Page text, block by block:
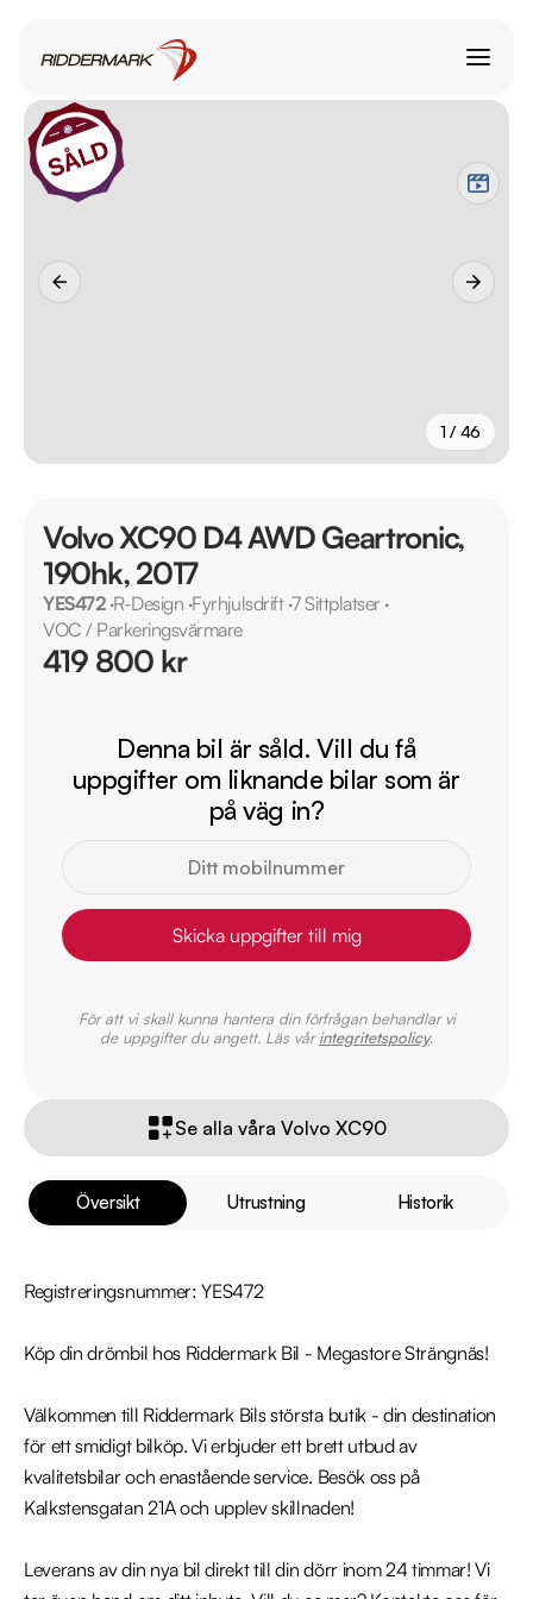
1 / 46
Översikt Utrustning Historik
Registreringsnummer: YES472
Köp din drömbil hos Riddermark Bil - Megastore Strängnäs!
Välkommen till Riddermark Bils största butik - din destination
för ett smidigt bilköp. Vi erbjuder ett brett utbud av
kvalitetsbilar och enastående service. Besök oss på
Kalkstensgatan 21A och upplev skillnaden!
Leverans av din nya bil direkt till din dörr inom 24 timmar! Vi
Volvo XC90 D4 AWD Geartronic,
190hk, 2017
YES472·R-Design ·Fyrhjulsdrift·7 Sittplatser ·
VOC / Parkeringsvärmare
419 800 kr
Denna bil är såld. Vill du få
uppgifter om liknande bilar som är
på väg in?
Skicka uppgifter till mig
För att vi skall kunna hantera din förfrågan behandlar vi
de uppgifter du angett. Läs vårintegritetspolicy.
Se alla våra Volvo XC90